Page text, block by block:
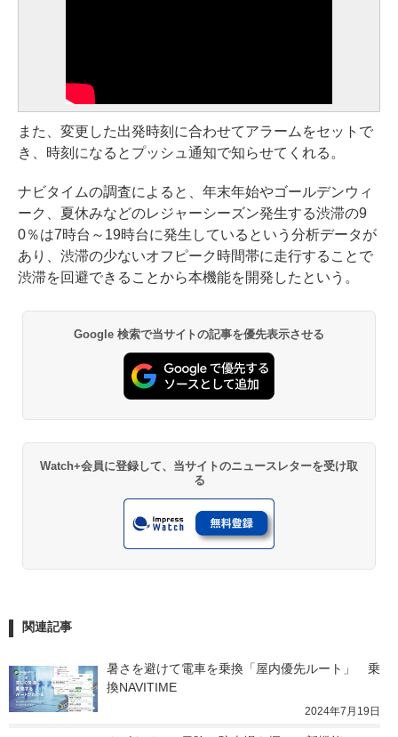
また、変更した出発時刻に合わせてアラームをセットで
き、時刻になるとプッシュ通知で知らせてくれる。
ナビタイムの調査によると、年末年始やゴールデンウィ
ーク、夏休みなどのレジャーシーズン発生する渋滞の9
0％は7時台～19時台に発生しているという分析データが
あり、渋滞の少ないオフピーク時間帯に走行することで
渋滞を回避できることから本機能を開発したという。
Google 検索で当サイトの記事を優先表示させる
Watch+会員に登録して、当サイトのニュースレターを受け取
る
関連記事
暑さを避けて電車を乗換「屋内優先ルート」　乗
換NAVITIME
2024年7月19日